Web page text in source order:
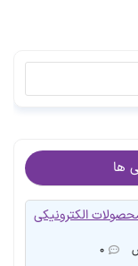
ها
الکترونیکی
۰